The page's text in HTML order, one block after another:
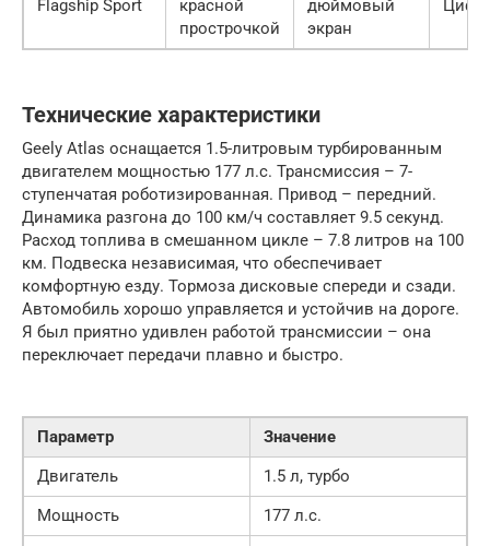
Flagship Sport
красной
прострочкой
дюймовый
экран
Технические характеристики
Geely Atlas оснащается 1.5-литровым турбированным
двигателем мощностью 177 л.с. Трансмиссия – 7-
ступенчатая роботизированная. Привод – передний.
Динамика разгона до 100 км/ч составляет 9.5 секунд.
Расход топлива в смешанном цикле – 7.8 литров на 100
км. Подвеска независимая, что обеспечивает
комфортную езду. Тормоза дисковые спереди и сзади.
Автомобиль хорошо управляется и устойчив на дороге.
Я был приятно удивлен работой трансмиссии – она
переключает передачи плавно и быстро.
Параметр
Значение
Двигатель
1.5 л, турбо
Мощность
177 л.с.